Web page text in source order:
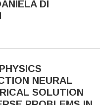
DI
NEURAL
SOLUTION